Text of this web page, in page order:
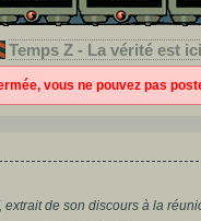
Temps Z - La vérité est
vous ne pouvez pas
extrait de son discours à la